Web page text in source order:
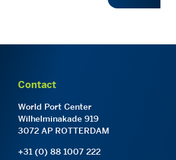
Contact
World Port Center
Wilhelminakade 919
3072 AP ROTTERDAM
+31 (0) 88 1007 222